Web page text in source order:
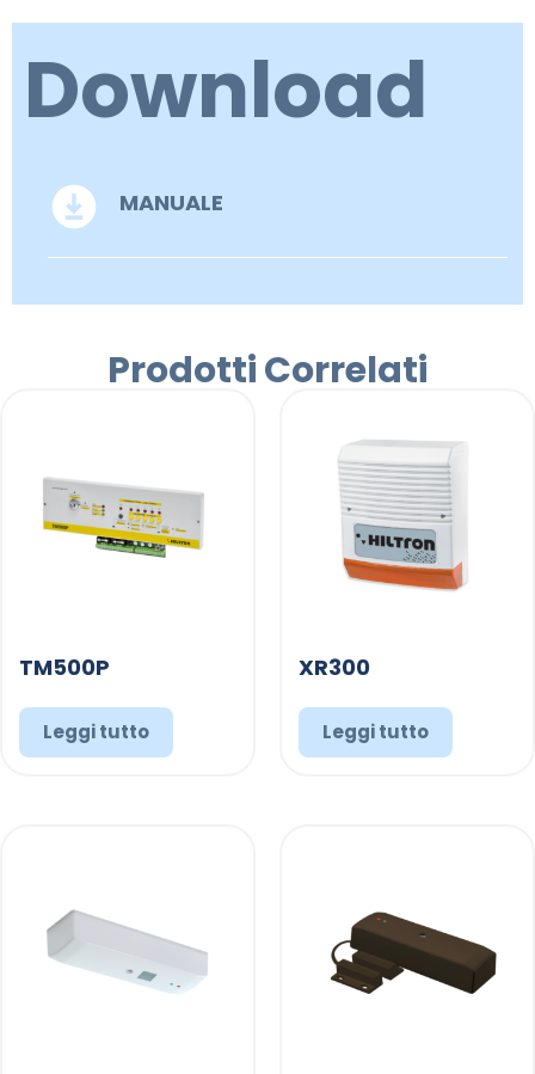
Download
MANUALE
Prodotti Correlati
TM500P
Leggi tutto
XR300
Leggi tutto